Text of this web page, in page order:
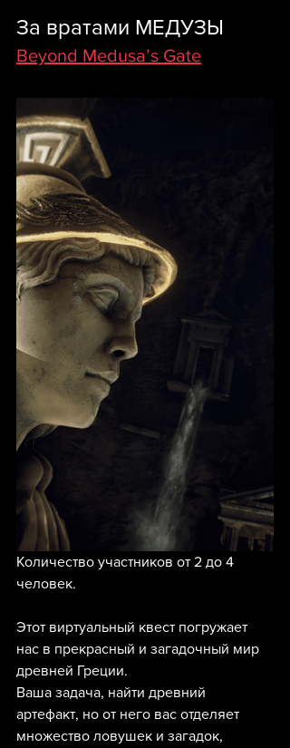
За вратами МЕДУЗЫ
Beyond Medusa’s Gate
Количество участников от 2 до 4
человек.
Этот виртуальный квест погружает
нас в прекрасный и загадочный мир
древней Греции.
Ваша задача, найти древний
артефакт, но от него вас отделяет
множество ловушек и загадок,